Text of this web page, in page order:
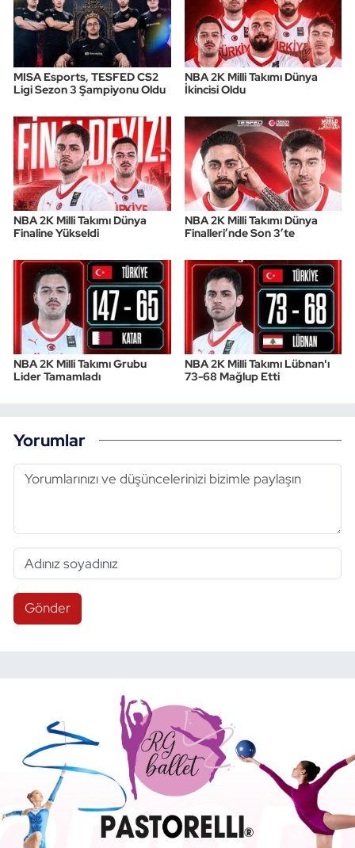
MISA Esports, TESFED CS2
Ligi Sezon 3 Şampiyonu Oldu
NBA 2K Milli Takımı Dünya
İkincisi Oldu
NBA 2K Milli Takımı Dünya
Finaline Yükseldi
NBA 2K Milli Takımı Dünya
Finalleri’nde Son 3’te
NBA 2K Milli Takımı Grubu
Lider Tamamladı
NBA 2K Milli Takımı Lübnan'ı
73-68 Mağlup Etti
Yorumlar
Gönder
Oryantiring
Özel Sporcular
Ragbi
Satranç
Su Topu
Sualtı Sporları
Tekvando
Tenis
Vücut Geliştirme Fitness
Yelken
Yüzme